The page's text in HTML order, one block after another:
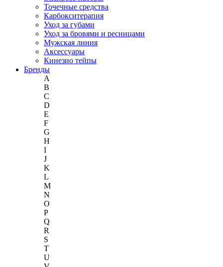
Точечные средства
Карбокситерапия
Уход за губами
Уход за бровями и ресницами
Мужская линия
Аксессуары
Кинезио тейпы
Бренды
A
B
C
D
E
F
G
H
I
J
K
L
M
N
O
P
Q
R
S
T
U